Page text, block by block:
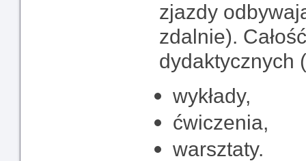
zjazdy
zdalnie).
dydaktycznych
wykłady,
ćwiczenia,
warsztaty.